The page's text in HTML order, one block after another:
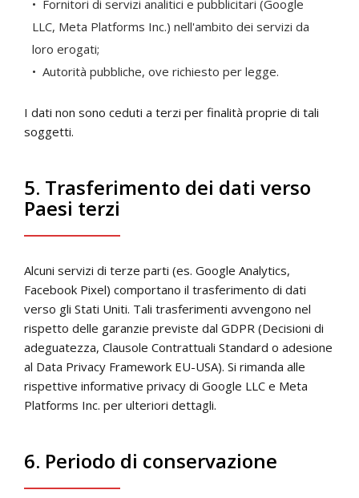
Fornitori di servizi analitici e pubblicitari (Google
LLC, Meta Platforms Inc.) nell'ambito dei servizi da
loro erogati;
Autorità pubbliche, ove richiesto per legge.
I dati non sono ceduti a terzi per finalità proprie di tali
soggetti.
5. Trasferimento dei dati verso
Paesi terzi
Alcuni servizi di terze parti (es. Google Analytics,
Facebook Pixel) comportano il trasferimento di dati
verso gli Stati Uniti. Tali trasferimenti avvengono nel
rispetto delle garanzie previste dal GDPR (Decisioni di
adeguatezza, Clausole Contrattuali Standard o adesione
al Data Privacy Framework EU-USA). Si rimanda alle
rispettive informative privacy di Google LLC e Meta
Platforms Inc. per ulteriori dettagli.
6. Periodo di conservazione